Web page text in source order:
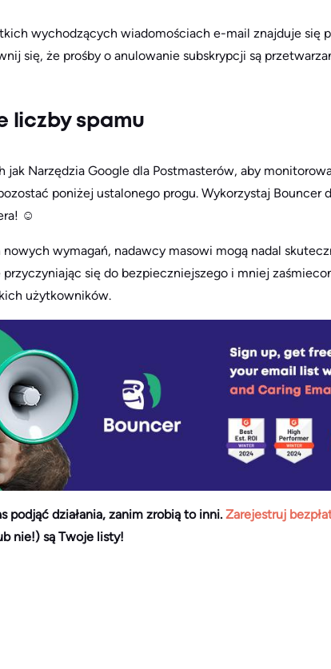
wychodzących wiadomościach e-mail znajduje się
się, że prośby o anulowanie subskrypcji są
liczby spamu
jak Narzędzia Google dla Postmasterów, aby
poniżej ustalonego progu. Wykorzystaj
☺️
wymagań, nadawcy masowi mogą nadal
się do bezpieczniejszego i mniej
użytkowników.
podjąć działania, zanim zrobią to inni. Zarejestruj
nie!) są Twoje listy!